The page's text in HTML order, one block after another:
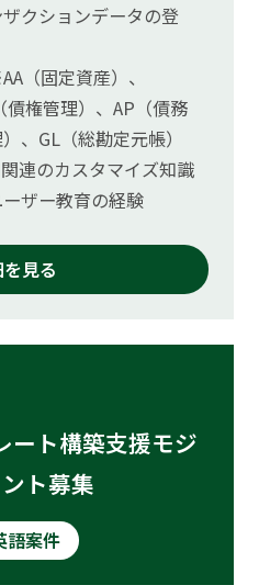
ザクションデータの登
（固定資産）、
債権管理）、AP（債務
、GL（総勘定元帳）
関連のカスタマイズ知識
ーザー教育の経験
見る
ート構築支援モジ
ト募集
語案件